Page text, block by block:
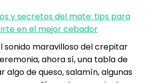
y secretos del mate: tips para
en el mejor cebador
sonido maravilloso del crepitar
ahora sí, una tabla de
de queso, salamín, algunas